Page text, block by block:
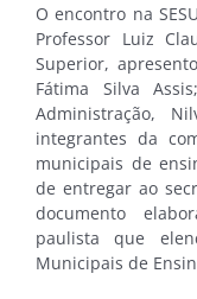
O encontro na
Professor Luiz
Superior,
Fátima Silva
Administração,
integrantes da
municipais de
de entregar ao
documento
paulista que
Municipais de